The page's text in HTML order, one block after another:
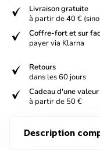
verified
Livraison gratuite
à partir de 40 €
verified
Coffre-fort et sur
payer via Klarna
verified
Retours
dans les 60 jours
verified
Cadeau d'une
à partir de 50 €
Description